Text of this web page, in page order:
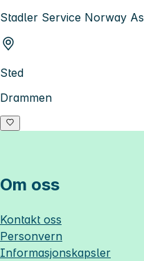
Stadler Service Norway As
Sted
Drammen
Om oss
Kontakt oss
Personvern
Informasjonskapsler